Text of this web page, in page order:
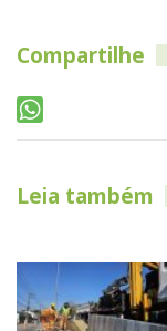
Compartilhe
Leia também